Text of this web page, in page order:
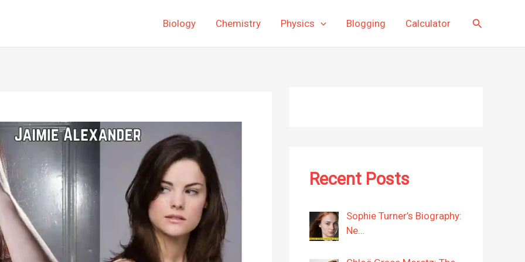
Biology Chemistry Physics Blogging Calculator Search
Recent Posts
Sophie Turner’s Biography:
Ne…